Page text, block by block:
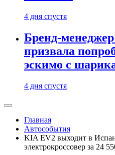
4 дня спустя
Бренд-
призвала
эскимо с
4 дня спустя
Главная
Автособытия
KIA EV2 выходит в
электрокроссовер за 24